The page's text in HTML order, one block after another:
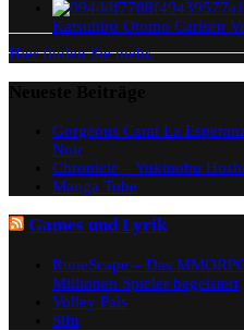
Katsuhiro Otomo Carlsen
Hier finden Sie mehr.
Gorgeous Carat La
Noir
Chronicle – Yukinobu
Manga Tube
Games und Lyrik
RuneScape – Das
Millionen Spieler begeistert
Volley Pals
Sifu